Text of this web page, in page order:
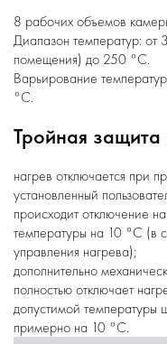
8 рабочих объемов
Диапазон температур:
помещения) до 250 °C.
Варьирование
°C.
Тройная защита
нагрев отключается при
установленный
происходит отключение
температуры на 10 °C (в
управления нагрева);
дополнительно
полностью отключает
допустимой температуры
примерно на 10 °C.